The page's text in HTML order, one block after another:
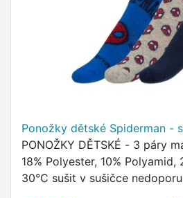
Ponožky dětské Spiderman -
PONOŽKY DĚTSKÉ - 3 páry
18% Polyester, 10% Polyamid,
30°C sušit v sušičce